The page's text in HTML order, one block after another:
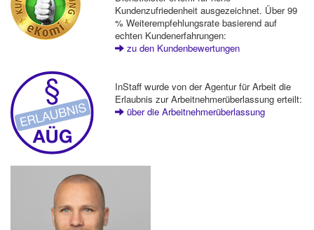
Kundenzufriedenheit ausgezeichnet. Über 99
% Weiterempfehlungsrate basierend auf
echten Kundenerfahrungen:
zu den Kundenbewertungen
InStaff wurde von der Agentur für Arbeit die
Erlaubnis zur Arbeitnehmerüberlassung erteilt:
über die Arbeitnehmerüberlassung